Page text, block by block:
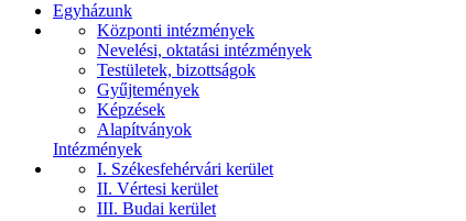
Egyházunk
Központi intézmények
Nevelési, oktatási intézmények
Testületek, bizottságok
Gyűjtemények
Képzések
Alapítványok
Intézmények
I. Székesfehérvári kerület
II. Vértesi kerület
III. Budai kerület